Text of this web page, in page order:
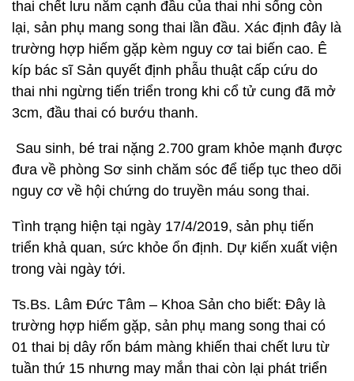
thai chết lưu nằm cạnh đầu của thai nhi sống còn
lại, sản phụ mang song thai lần đầu. Xác định đây là
trường hợp hiếm gặp kèm nguy cơ tai biến cao. Ê
kíp bác sĩ Sản quyết định phẫu thuật cấp cứu do
thai nhi ngừng tiến triển trong khi cổ tử cung đã mở
3cm, đầu thai có bướu thanh.
Sau sinh, bé trai nặng 2.700 gram khỏe mạnh được
đưa về phòng Sơ sinh chăm sóc để tiếp tục theo dõi
nguy cơ về hội chứng do truyền máu song thai.
Tình trạng hiện tại ngày 17/4/2019, sản phụ tiến
triển khả quan, sức khỏe ổn định. Dự kiến xuất viện
trong vài ngày tới.
Ts.Bs. Lâm Đức Tâm – Khoa Sản cho biết: Đây là
trường hợp hiếm gặp, sản phụ mang song thai có
01 thai bị dây rốn bám màng khiến thai chết lưu từ
tuần thứ 15 nhưng may mắn thai còn lại phát triển